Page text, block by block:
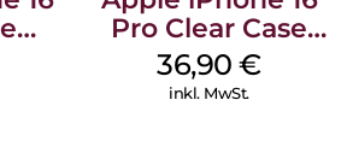
Pro Clear Case
MagSafe
Transparent
36,90€
inkl. MwSt.